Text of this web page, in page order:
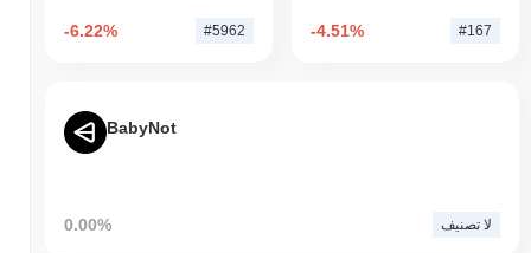
-6.22% #5962 -4.51% #167
BabyNot
0.00% لا تصنيف